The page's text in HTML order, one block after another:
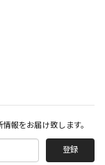
報をお届け致します。
登録